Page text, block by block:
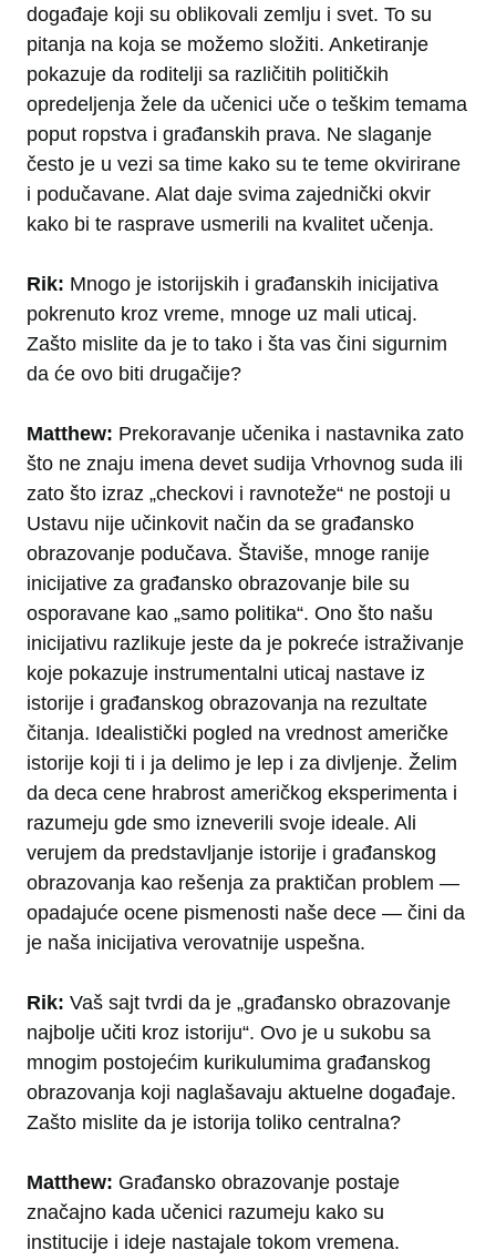
događaje koji su oblikovali zemlju i svet. To su
pitanja na koja se možemo složiti. Anketiranje
pokazuje da roditelji sa različitih političkih
opredeljenja žele da učenici uče o teškim temama
poput ropstva i građanskih prava. Ne slaganje
često je u vezi sa time kako su te teme okvirirane
i podučavane. Alat daje svima zajednički okvir
kako bi te rasprave usmerili na kvalitet učenja.
Rik: Mnogo je istorijskih i građanskih inicijativa
pokrenuto kroz vreme, mnoge uz mali uticaj.
Zašto mislite da je to tako i šta vas čini sigurnim
da će ovo biti drugačije?
Matthew: Prekoravanje učenika i nastavnika zato
što ne znaju imena devet sudija Vrhovnog suda ili
zato što izraz „checkovi i ravnoteže“ ne postoji u
Ustavu nije učinkovit način da se građansko
obrazovanje podučava. Štaviše, mnoge ranije
inicijative za građansko obrazovanje bile su
osporavane kao „samo politika“. Ono što našu
inicijativu razlikuje jeste da je pokreće istraživanje
koje pokazuje instrumentalni uticaj nastave iz
istorije i građanskog obrazovanja na rezultate
čitanja. Idealistički pogled na vrednost američke
istorije koji ti i ja delimo je lep i za divljenje. Želim
da deca cene hrabrost američkog eksperimenta i
razumeju gde smo izneverili svoje ideale. Ali
verujem da predstavljanje istorije i građanskog
obrazovanja kao rešenja za praktičan problem —
opadajuće ocene pismenosti naše dece — čini da
je naša inicijativa verovatnije uspešna.
Rik: Vaš sajt tvrdi da je „građansko obrazovanje
najbolje učiti kroz istoriju“. Ovo je u sukobu sa
mnogim postojećim kurikulumima građanskog
obrazovanja koji naglašavaju aktuelne događaje.
Zašto mislite da je istorija toliko centralna?
Matthew: Građansko obrazovanje postaje
značajno kada učenici razumeju kako su
institucije i ideje nastajale tokom vremena.